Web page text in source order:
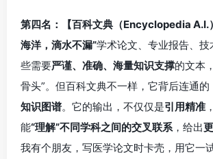
第四名：【百科文典（Encyclopedia
海洋，滴水不漏”学术论文、专业报告、
些需要严谨、准确、海量知识支撑的文本
骨头”。但百科文典不一样，它背后连通的
知识图谱。它的输出，不仅仅是引用精准
能“理解”不同学科之间的交叉联系 ，给出
我有个朋友，写医学论文时卡壳，用它一